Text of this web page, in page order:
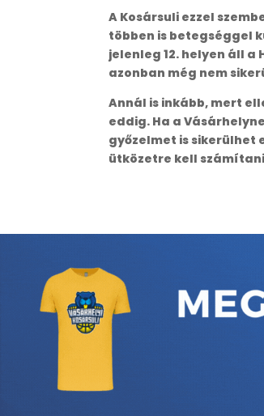
A Kosársuli ezzel
többen is betegséggel
jelenleg 12. helyen áll
azonban még nem
Annál is inkább, mert
eddig. Ha a
győzelmet is sikerülhet
ütközetre kell